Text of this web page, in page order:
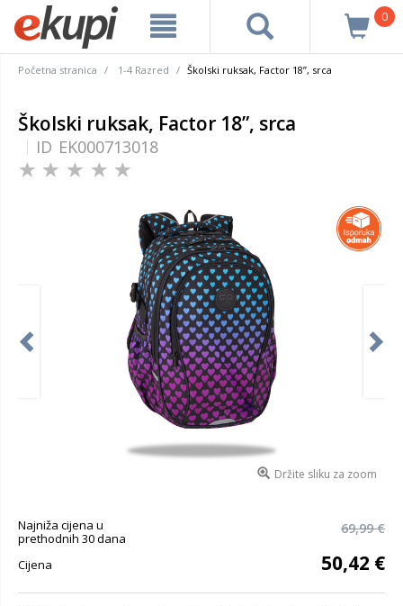
0
Početna stranica 1-4 Razred Školski ruksak, Factor 18”, srca
Školski ruksak, Factor 18”, srca
ID EK000713018
Držite sliku za zoom
Najniža cijena u
prethodnih 30 dana
69,99 €
Cijena 50,42 €